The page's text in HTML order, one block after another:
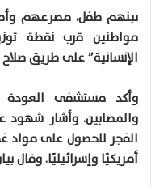
مواطنين قرب نقطة
الإنسانية” على طريق
وأكد مستشفى العودة
والمصابين. وأشار شهود
الفجر للحصول على مواد
أمريكيًا وإسرائيليًا. وقال بيان